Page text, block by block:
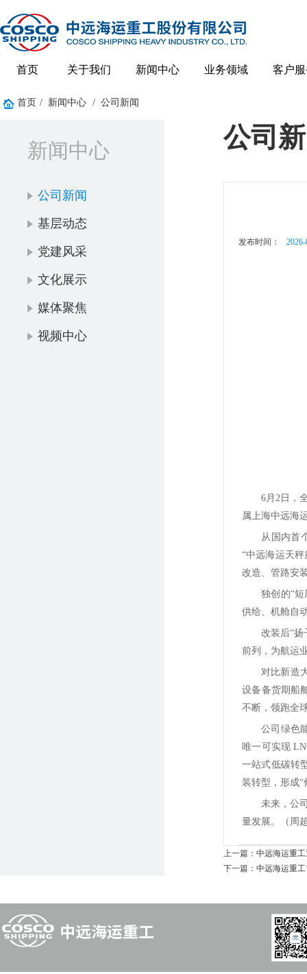
首页 关于我们 新闻中心 业务领域 客户
首页 / 新闻中心 / 公司新闻
新闻中心
公司新闻
基层动态
党建风采
文化展示
媒体聚焦
视频中心
公司
发布时间：
6月2日，
属上海中远海
从国内首
“中远海运天
改造、管路安
独创的“
供给、机舱自
改装后“扬
前列，为航运
对比新造
设备备货期船
不断，领跑全
公司绿色
唯一可实现
一站式低碳转
装转型，形成
未来，公
量发展。（周
上一篇： 中远海运重
下一篇： 中远海运重